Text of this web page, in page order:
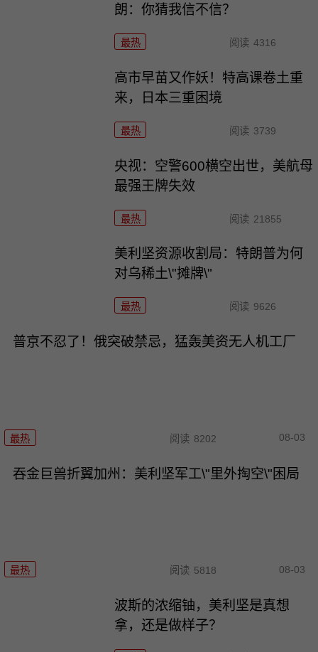
朗：你猜我信不信？
最热 阅读 4316
高市早苗又作妖！特高课卷土重
来，日本三重困境
最热 阅读 3739
央视：空警600横空出世，美航母
最强王牌失效
最热 阅读 21855
美利坚资源收割局：特朗普为何
对乌稀土\"摊牌\"
最热 阅读 9626
普京不忍了！俄突破禁忌，猛轰美资无人机工厂
最热 阅读 8202 08-03
吞金巨兽折翼加州：美利坚军工\"里外掏空\"困局
最热 阅读 5818 08-03
波斯的浓缩铀，美利坚是真想
拿，还是做样子？